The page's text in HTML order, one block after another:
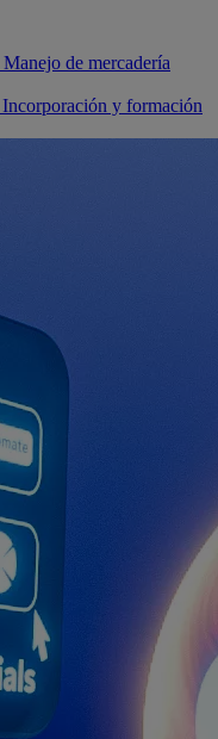
Manejo de mercadería
Incorporación y formación